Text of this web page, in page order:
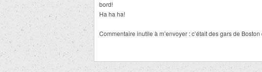
bord!
Ha ha ha!
Commentaire inutile à m’envoyer : c’était des gars de